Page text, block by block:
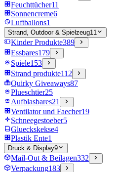
Feuchttücher11
Sonnencreme6
Luftballons1
Strand, Outdoor & Spielzeug11
Kinder Produkte389
Essbares179
Spiele153
Strand produkte112
Quirky Giveaways87
Plueschtier25
Aufblasbares21
Ventilator und Faecher19
Schneegestoeber5
Glueckskekse4
Plastik Ente1
Druck & Display9
Mail-Out & Beilagen332
Verpackung183